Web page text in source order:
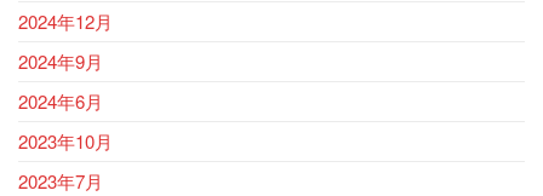
2024年12月
2024年9月
2024年6月
2023年10月
2023年7月